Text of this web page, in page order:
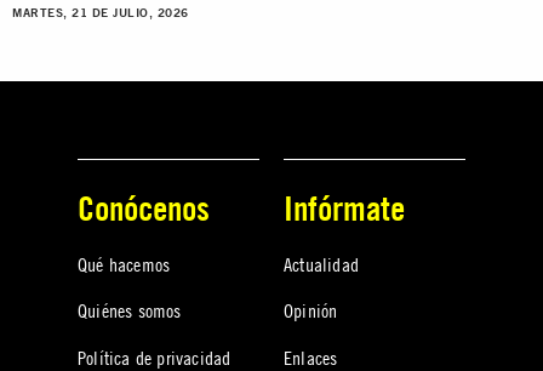
MARTES, 21 DE JULIO, 2026
Conócenos
Qué hacemos
Quiénes somos
Política de privacidad
Infórmate
Actualidad
Opinión
Enlaces